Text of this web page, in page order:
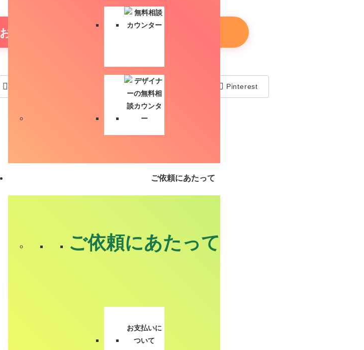
ご依頼にあたって
ご依頼にあたって
お支払いに
ついて
お問い合わせは お気軽にこちらから！
＼シェアお願いします／
Pinterest